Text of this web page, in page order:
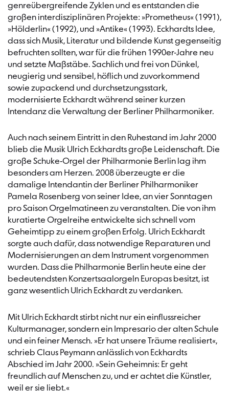
genreübergreifende Zyklen und es entstanden die
großen interdisziplinären Projekte: »Prometheus« (1991),
»Hölderlin« (1992), und »Antike« (1993). Eckhardts Idee,
dass sich Musik, Literatur und bildende Kunst gegenseitig
befruchten sollten, war für die frühen 1990er-Jahre neu
und setzte Maßstäbe. Sachlich und frei von Dünkel,
neugierig und sensibel, höflich und zuvorkommend
sowie zupackend und durchsetzungsstark,
modernisierte Eckhardt während seiner kurzen
Intendanz die Verwaltung der Berliner Philharmoniker.
Auch nach seinem Eintritt in den Ruhestand im Jahr 2000
blieb die Musik Ulrich Eckhardts große Leidenschaft. Die
große Schuke-Orgel der Philharmonie Berlin lag ihm
besonders am Herzen. 2008 überzeugte er die
damalige Intendantin der Berliner Philharmoniker
Pamela Rosenberg von seiner Idee, an vier Sonntagen
pro Saison Orgelmatineen zu veranstalten. Die von ihm
kuratierte Orgelreihe entwickelte sich schnell vom
Geheimtipp zu einem großen Erfolg. Ulrich Eckhardt
sorgte auch dafür, dass notwendige Reparaturen und
Modernisierungen an dem Instrument vorgenommen
wurden. Dass die Philharmonie Berlin heute eine der
bedeutendsten Konzertsaalorgeln Europas besitzt, ist
ganz wesentlich Ulrich Eckhardt zu verdanken.
Mit Ulrich Eckhardt stirbt nicht nur ein einflussreicher
Kulturmanager, sondern ein Impresario der alten Schule
und ein feiner Mensch. »Er hat unsere Träume realisiert«,
schrieb Claus Peymann anlässlich von Eckhardts
Abschied im Jahr 2000. »Sein Geheimnis: Er geht
freundlich auf Menschen zu, und er achtet die Künstler,
weil er sie liebt.«